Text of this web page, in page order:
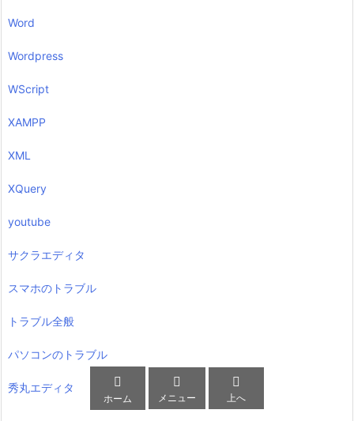
Word
Wordpress
WScript
XAMPP
XML
XQuery
youtube
サクラエディタ
スマホのトラブル
トラブル全般
パソコンのトラブル
秀丸エディタ 
ホーム

メニュー

上へ